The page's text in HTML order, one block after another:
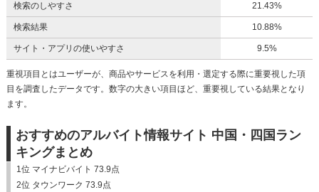
検索のしやすさ 21.43%
検索結果 10.88%
サイト・アプリの使いやすさ 9.5%
重視項目とはユーザーが、商品やサービスを利用・選定する際に重要視した項
目を調査したデータです。数字の大きい項目ほど、重要視している結果となり
ます。
おすすめのアルバイト情報サイト 中国・四国ラン
キングまとめ
1位 マイナビバイト 73.9点
2位 タウンワーク 73.9点